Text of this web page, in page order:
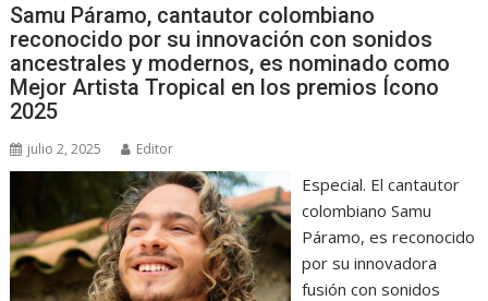
Samu Páramo, cantautor colombiano
reconocido por su innovación con sonidos
ancestrales y modernos, es nominado como
Mejor Artista Tropical en los premios Ícono
2025
julio 2, 2025 Editor
Especial. El cantautor
colombiano Samu
Páramo, es reconocido
por su innovadora
fusión con sonidos